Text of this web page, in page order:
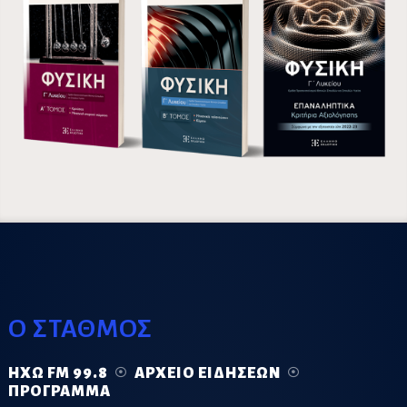
Ο ΣΤΑΘΜΟΣ
ΗΧΏ FM 99.8
ΑΡΧΕΊΟ ΕΙΔΉΣΕΩΝ
ΠΡΌΓΡΑΜΜΑ